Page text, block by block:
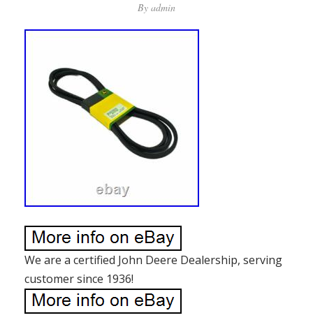
By admin
We are a certified John Deere Dealership, serving
customer since 1936!